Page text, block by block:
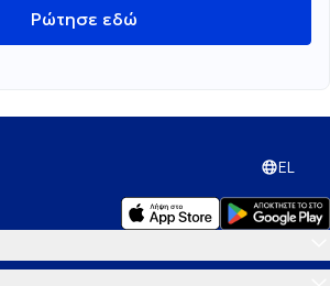
Ρώτησε εδώ
EL